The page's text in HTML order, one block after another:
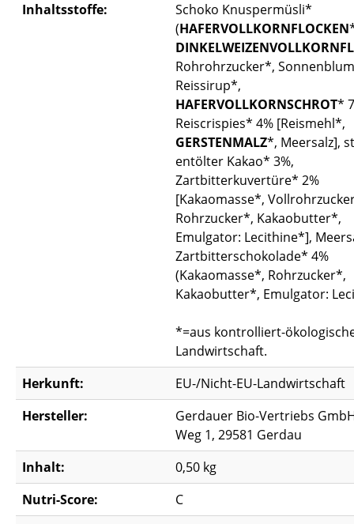
Inhaltsstoffe:
Schoko Knuspermüsli*
(HAFERVOLLKORNFLOCKEN
Rohrohrzucker*,
Reissirup*,
HAFERVOLLKORNSCHROT*
Reiscrispies* 4% [Reismehl*,
GERSTENMALZ*, Meersalz],
entölter Kakao* 3%,
Zartbitterkuvertüre* 2%
[Kakaomasse*,
Rohrzucker*, Kakaobutter*,
Emulgator: Lecithine*],
Zartbitterschokolade* 4%
(Kakaomasse*, Rohrzucker*,
Kakaobutter*, Emulgator:
*=aus kontrolliert-
Landwirtschaft.
Herkunft:
EU-/Nicht-EU-Landwirtschaft
Hersteller:
Gerdauer Bio-Vertriebs
Weg 1, 29581 Gerdau
Inhalt:
0,50 kg
Nutri-Score:
C